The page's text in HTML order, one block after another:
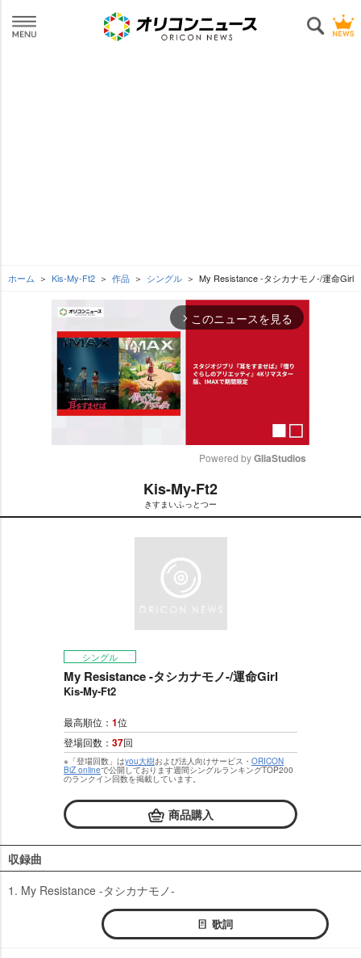
ホーム Kis-My-Ft2 作品 シングル My Resistance -タシカナモノ-/運命Girl
arrow_forward_ios このニュースを見る
t
Powered by GliaStudios
Kis-My-Ft2
きすまいふっとつー
シングル
My Resistance -タシカナモノ-/運命Girl
Kis-My-Ft2
最高順位： 1位
登場回数： 37回
※「登場回数」はyou大樹および法人向けサービス・ ORICON
BiZ onlineで公開しております週間シングルランキングTOP200
のランクイン回数を掲載しています。
商品購入
収録曲
1. My Resistance -タシカナモノ-
歌詞